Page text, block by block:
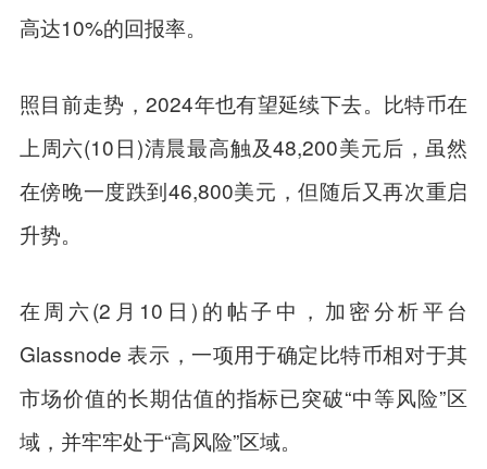
高达10%的回报率。
照目前走势，2024年也有望延续下去。比特币在
上周六(10日)清晨最高触及48,200美元后，虽然
在傍晚一度跌到46,800美元，但随后又再次重启
升势。
在周六(2月10日)的帖子中，加密分析平台
Glassnode 表示，一项用于确定比特币相对于其
市场价值的长期估值的指标已突破“中等风险”区
域，并牢牢处于“高风险”区域。